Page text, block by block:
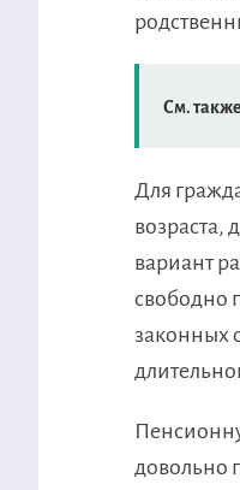
См.
Для
возраста,
вариант
свободно
законных
довольно